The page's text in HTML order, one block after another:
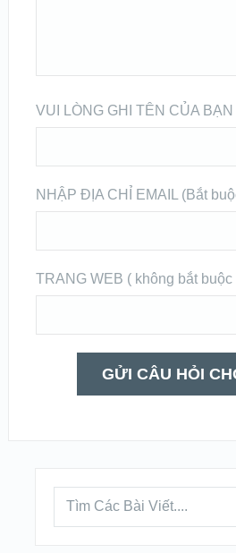
VUI LÒNG GHI TÊN CỦA BẠN
NHẬP ĐỊA CHỈ EMAIL (Bắt
TRANG WEB ( không bắt buộc